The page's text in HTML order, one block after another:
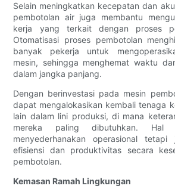
Selain meningkatkan kecepatan dan
pembotolan air juga membantu
kerja yang terkait dengan proses
Otomatisasi proses pembotolan
banyak pekerja untuk
mesin, sehingga menghemat waktu
dalam jangka panjang.
Dengan berinvestasi pada mesin
dapat mengalokasikan kembali tenaga
lain dalam lini produksi, di mana
mereka paling dibutuhkan.
menyederhanakan operasional tetapi
efisiensi dan produktivitas secara
pembotolan.
Kemasan Ramah Lingkungan